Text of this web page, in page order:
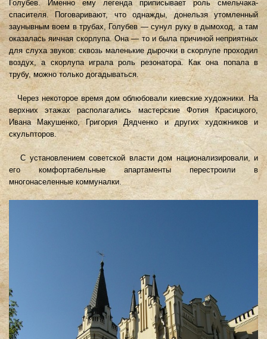
Голубев. Именно ему легенда приписывает роль смельчака-
спасителя. Поговаривают, что однажды, донельзя утомленный
заунывным воем в трубах, Голубев — сунул руку в дымоход, а там
оказалась яичная скорлупа. Она — то и была причиной неприятных
для слуха звуков: сквозь маленькие дырочки в скорлупе проходил
воздух, а скорлупа играла роль резонатора. Как она попала в
трубу, можно только догадываться.
Через некоторое время дом облюбовали киевские художники. На
верхних этажах располагались мастерские Фотия Красицкого,
Ивана Макушенко, Григория Дядченко и других художников и
скульпторов.
С установлением советской власти дом национализировали, и
его комфортабельные апартаменты перестроили в
многонаселенные коммуналки.